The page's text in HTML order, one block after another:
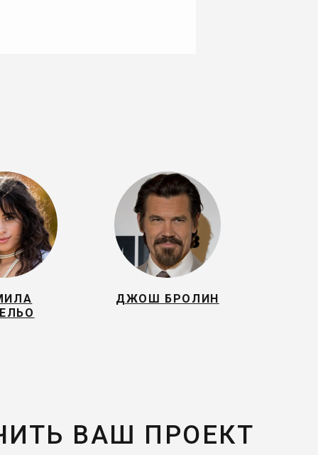
ДЖОШ БРОЛИН
ВАШ ПРОЕКТ